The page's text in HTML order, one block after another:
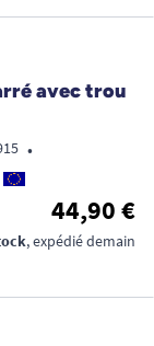
avec trou
•
44,90 €
, expédié demain